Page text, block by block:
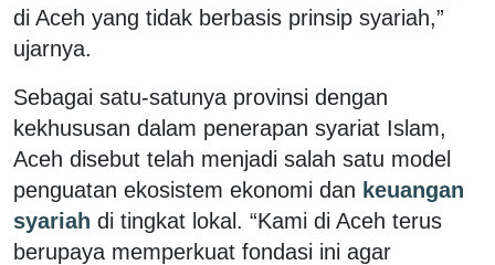
di Aceh yang tidak berbasis prinsip syariah,”
ujarnya.
Sebagai satu-satunya provinsi dengan
kekhususan dalam penerapan syariat Islam,
Aceh disebut telah menjadi salah satu model
penguatan ekosistem ekonomi dan keuangan
syariah di tingkat lokal. “Kami di Aceh terus
berupaya memperkuat fondasi ini agar